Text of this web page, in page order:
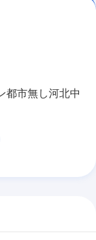
都市無し河北中